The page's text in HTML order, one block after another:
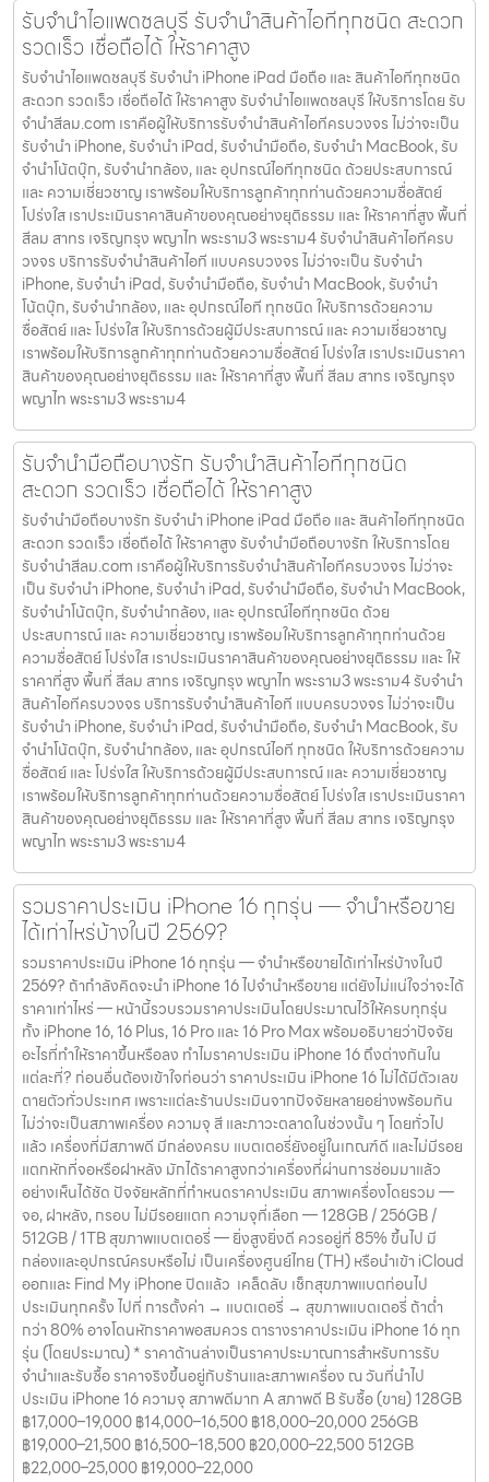
รับจำนำไอแพดชลบุรี รับจำนำสินค้าไอทีทุกชนิด สะดวก
รวดเร็ว เชื่อถือได้ ให้ราคาสูง
รับจำนำไอแพดชลบุรี รับจำนำ iPhone iPad มือถือ และ สินค้าไอทีทุกชนิด
สะดวก รวดเร็ว เชื่อถือได้ ให้ราคาสูง รับจำนำไอแพดชลบุรี ให้บริการโดย รับ
จํานําสีลม.com เราคือผู้ให้บริการรับจำนำสินค้าไอทีครบวงจร ไม่ว่าจะเป็น
รับจำนำ iPhone, รับจำนำ iPad, รับจำนำมือถือ, รับจำนำ MacBook, รับ
จำนำโน้ตบุ๊ก, รับจำนำกล้อง, และ อุปกรณ์ไอทีทุกชนิด ด้วยประสบการณ์
และ ความเชี่ยวชาญ เราพร้อมให้บริการลูกค้าทุกท่านด้วยความซื่อสัตย์
โปร่งใส เราประเมินราคาสินค้าของคุณอย่างยุติธรรม และ ให้ราคาที่สูง พื้นที่
สีลม สาทร เจริญกรุง พญาไท พระราม3 พระราม4 รับจำนำสินค้าไอทีครบ
วงจร บริการรับจำนำสินค้าไอที แบบครบวงจร ไม่ว่าจะเป็น รับจำนำ
iPhone, รับจำนำ iPad, รับจำนำมือถือ, รับจำนำ MacBook, รับจำนำ
โน้ตบุ๊ก, รับจำนำกล้อง, และ อุปกรณ์ไอที ทุกชนิด ให้บริการด้วยความ
ซื่อสัตย์ และ โปร่งใส ให้บริการด้วยผู้มีประสบการณ์ และ ความเชี่ยวชาญ
เราพร้อมให้บริการลูกค้าทุกท่านด้วยความซื่อสัตย์ โปร่งใส เราประเมินราคา
สินค้าของคุณอย่างยุติธรรม และ ให้ราคาที่สูง พื้นที่ สีลม สาทร เจริญกรุง
พญาไท พระราม3 พระราม4
รับจำนำมือถือบางรัก รับจำนำสินค้าไอทีทุกชนิด
สะดวก รวดเร็ว เชื่อถือได้ ให้ราคาสูง
รับจำนำมือถือบางรัก รับจำนำ iPhone iPad มือถือ และ สินค้าไอทีทุกชนิด
สะดวก รวดเร็ว เชื่อถือได้ ให้ราคาสูง รับจำนำมือถือบางรัก ให้บริการโดย
รับจํานําสีลม.com เราคือผู้ให้บริการรับจำนำสินค้าไอทีครบวงจร ไม่ว่าจะ
เป็น รับจำนำ iPhone, รับจำนำ iPad, รับจำนำมือถือ, รับจำนำ MacBook,
รับจำนำโน้ตบุ๊ก, รับจำนำกล้อง, และ อุปกรณ์ไอทีทุกชนิด ด้วย
ประสบการณ์ และ ความเชี่ยวชาญ เราพร้อมให้บริการลูกค้าทุกท่านด้วย
ความซื่อสัตย์ โปร่งใส เราประเมินราคาสินค้าของคุณอย่างยุติธรรม และ ให้
ราคาที่สูง พื้นที่ สีลม สาทร เจริญกรุง พญาไท พระราม3 พระราม4 รับจำนำ
สินค้าไอทีครบวงจร บริการรับจำนำสินค้าไอที แบบครบวงจร ไม่ว่าจะเป็น
รับจำนำ iPhone, รับจำนำ iPad, รับจำนำมือถือ, รับจำนำ MacBook, รับ
จำนำโน้ตบุ๊ก, รับจำนำกล้อง, และ อุปกรณ์ไอที ทุกชนิด ให้บริการด้วยความ
ซื่อสัตย์ และ โปร่งใส ให้บริการด้วยผู้มีประสบการณ์ และ ความเชี่ยวชาญ
เราพร้อมให้บริการลูกค้าทุกท่านด้วยความซื่อสัตย์ โปร่งใส เราประเมินราคา
สินค้าของคุณอย่างยุติธรรม และ ให้ราคาที่สูง พื้นที่ สีลม สาทร เจริญกรุง
พญาไท พระราม3 พระราม4
รวมราคาประเมิน iPhone 16 ทุกรุ่น — จำนำหรือขาย
ได้เท่าไหร่บ้างในปี 2569?
รวมราคาประเมิน iPhone 16 ทุกรุ่น — จำนำหรือขายได้เท่าไหร่บ้างในปี
2569? ถ้ากำลังคิดจะนำ iPhone 16 ไปจำนำหรือขาย แต่ยังไม่แน่ใจว่าจะได้
ราคาเท่าไหร่ — หน้านี้รวบรวมราคาประเมินโดยประมาณไว้ให้ครบทุกรุ่น
ทั้ง iPhone 16, 16 Plus, 16 Pro และ 16 Pro Max พร้อมอธิบายว่าปัจจัย
อะไรที่ทำให้ราคาขึ้นหรือลง ทำไมราคาประเมิน iPhone 16 ถึงต่างกันใน
แต่ละที่? ก่อนอื่นต้องเข้าใจก่อนว่า ราคาประเมิน iPhone 16 ไม่ได้มีตัวเลข
ตายตัวทั่วประเทศ เพราะแต่ละร้านประเมินจากปัจจัยหลายอย่างพร้อมกัน
ไม่ว่าจะเป็นสภาพเครื่อง ความจุ สี และภาวะตลาดในช่วงนั้น ๆ โดยทั่วไป
แล้ว เครื่องที่มีสภาพดี มีกล่องครบ แบตเตอรี่ยังอยู่ในเกณฑ์ดี และไม่มีรอย
แตกหักที่จอหรือฝาหลัง มักได้ราคาสูงกว่าเครื่องที่ผ่านการซ่อมมาแล้ว
อย่างเห็นได้ชัด ปัจจัยหลักที่กำหนดราคาประเมิน สภาพเครื่องโดยรวม —
จอ, ฝาหลัง, กรอบ ไม่มีรอยแตก ความจุที่เลือก — 128GB / 256GB /
512GB / 1TB สุขภาพแบตเตอรี่ — ยิ่งสูงยิ่งดี ควรอยู่ที่ 85% ขึ้นไป มี
กล่องและอุปกรณ์ครบหรือไม่ เป็นเครื่องศูนย์ไทย (TH) หรือนำเข้า iCloud
ออกและ Find My iPhone ปิดแล้ว เคล็ดลับ เช็กสุขภาพแบตก่อนไป
ประเมินทุกครั้ง ไปที่ การตั้งค่า → แบตเตอรี่ → สุขภาพแบตเตอรี่ ถ้าต่ำ
กว่า 80% อาจโดนหักราคาพอสมควร ตารางราคาประเมิน iPhone 16 ทุก
รุ่น (โดยประมาณ) * ราคาด้านล่างเป็นราคาประมาณการสำหรับการรับ
จำนำและรับซื้อ ราคาจริงขึ้นอยู่กับร้านและสภาพเครื่อง ณ วันที่นำไป
ประเมิน iPhone 16 ความจุ สภาพดีมาก A สภาพดี B รับซื้อ (ขาย) 128GB
฿17,000–19,000 ฿14,000–16,500 ฿18,000–20,000 256GB
฿19,000–21,500 ฿16,500–18,500 ฿20,000–22,500 512GB
฿22,000–25,000 ฿19,000–22,000